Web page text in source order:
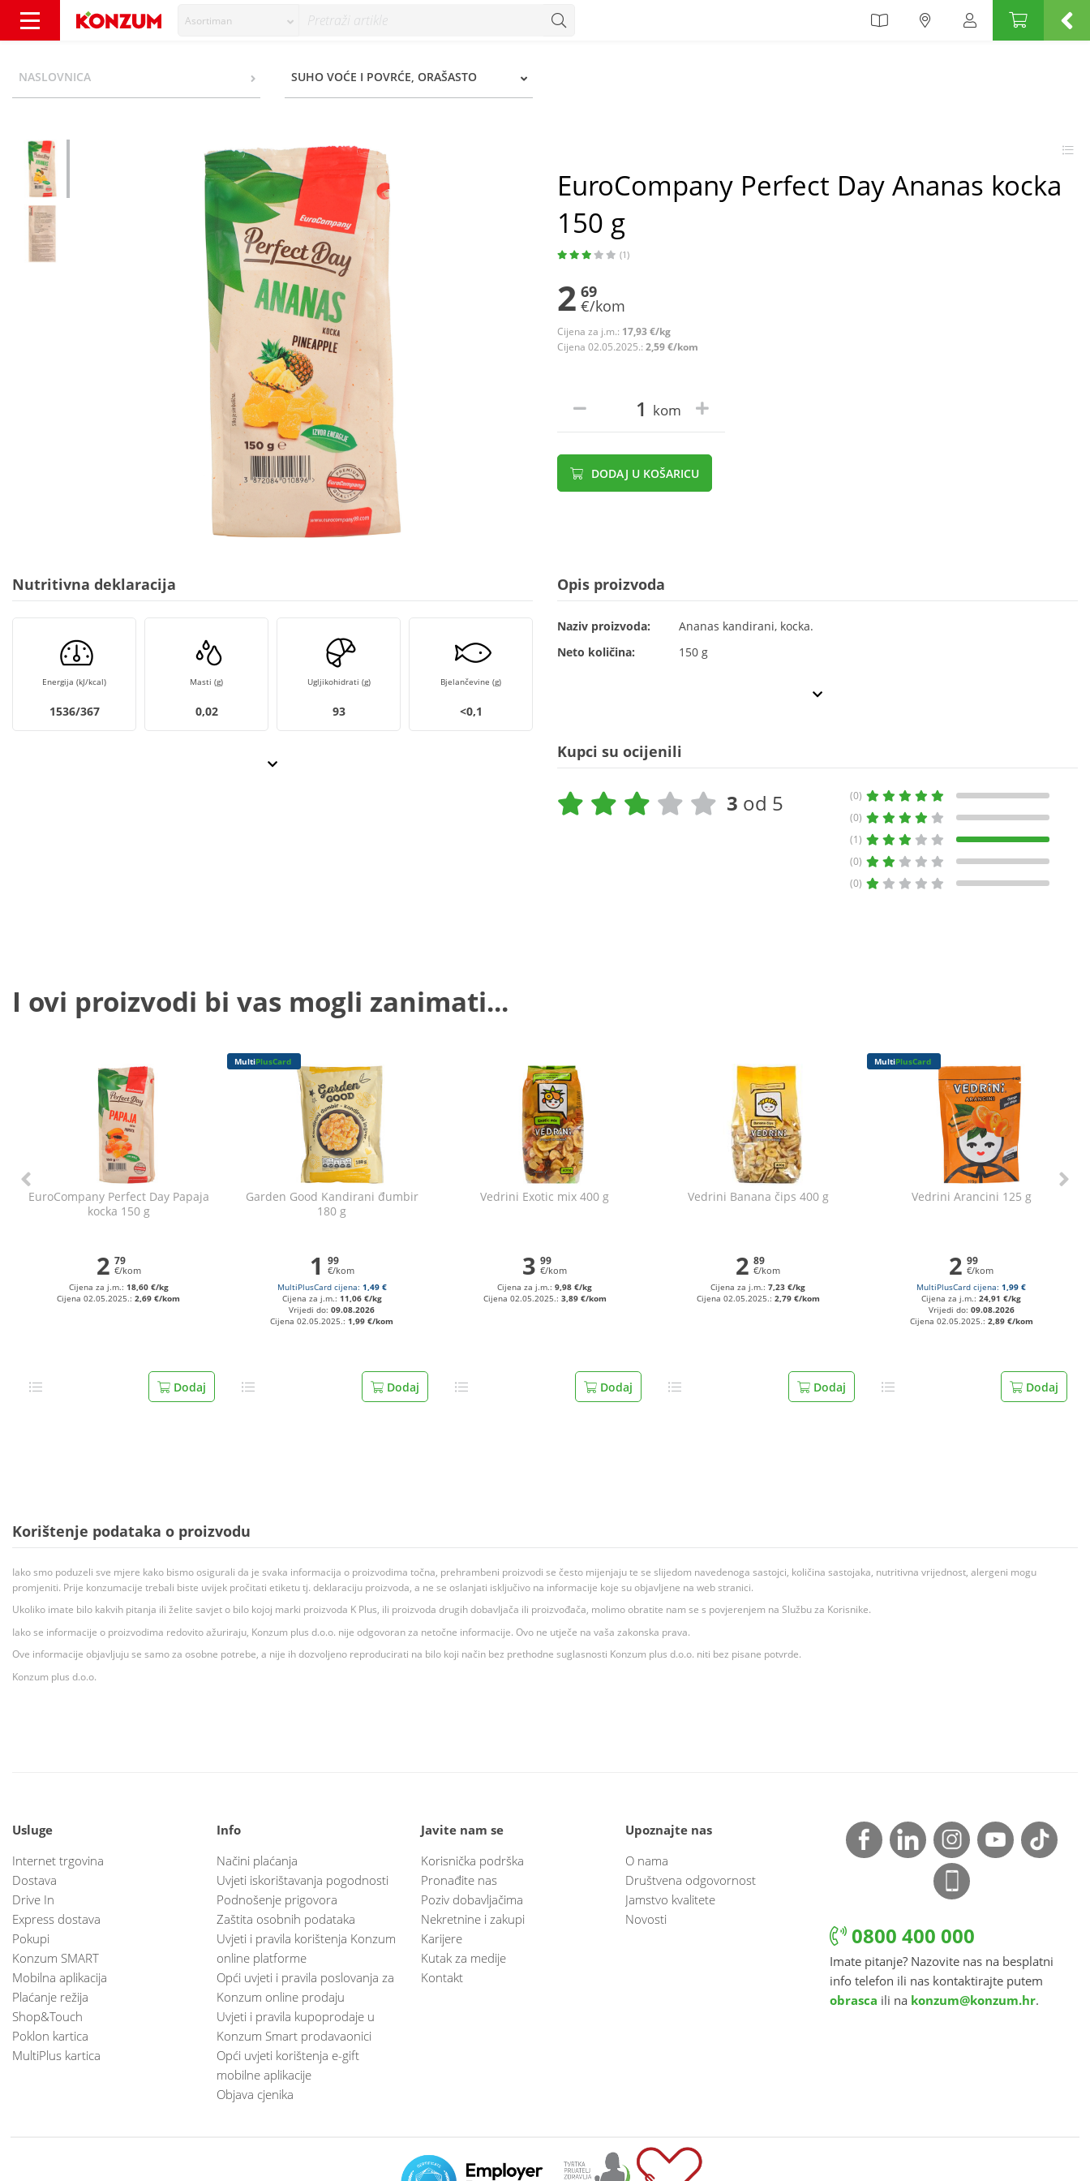
Asortiman
NASLOVNICA SUHO VOĆE I POVRĆE, ORAŠASTO
EuroCompany Perfect Day Ananas kocka
150 g
(1)
2 69
€/kom
Cijena za j.m.: 17,93 €/kg
Cijena 02.05.2025.: 2,59 €/kom
kom
DODAJ U KOŠARICU
Nutritivna deklaracija
Energija (kJ/kcal)
1536/367
Masti (g)
0,02
Ugljikohidrati (g)
93
Bjelančevine (g)
<0,1
Opis proizvoda
Naziv proizvoda:
Ananas kandirani, kocka.
Neto količina:
150 g
Kupci su ocijenili
3 od 5
(0)
(0)
(1)
(0)
(0)
I ovi proizvodi bi vas mogli zanimati...
EuroCompany Perfect Day Papaja
kocka 150 g
2 79
€/kom
Cijena za j.m.: 18,60 €/kg
Cijena 02.05.2025.:2,69 €/kom
Dodaj
MultiPlusCard
Garden Good Kandirani đumbir
180 g
1 99
€/kom
MultiPlusCard cijena: 1,49 €
Cijena za j.m.: 11,06 €/kg
Vrijedi do:09.08.2026
Cijena 02.05.2025.:1,99 €/kom
Dodaj
Vedrini Exotic mix 400 g
3 99
€/kom
Cijena za j.m.:9,98 €/kg
Cijena 02.05.2025.: 3,89 €/kom
Dodaj
Vedrini Banana čips 400 g
2 89
€/kom
Cijena za j.m.:7,23 €/kg
Cijena 02.05.2025.: 2,79 €/kom
Dodaj
MultiPlusCard
Vedrini Arancini 125 g
2 99
€/kom
MultiPlusCard cijena:1,99 €
Cijena za j.m.:24,91 €/kg
Vrijedi do: 09.08.2026
Cijena 02.05.2025.: 2,89 €/kom
Dodaj
Korištenje podataka o proizvodu
Iako smo poduzeli sve mjere kako bismo osigurali da je svaka informacija o proizvodima točna, prehrambeni proizvodi se često mijenjaju te se slijedom navedenoga sastojci, količina sastojaka, nutritivna vrijednost, alergeni mogu
promjeniti. Prije konzumacije trebali biste uvijek pročitati etiketu tj. deklaraciju proizvoda, a ne se oslanjati isključivo na informacije koje su objavljene na web stranici.
Ukoliko imate bilo kakvih pitanja ili želite savjet o bilo kojoj marki proizvoda K Plus, ili proizvoda drugih dobavljača ili proizvođača, molimo obratite nam se s povjerenjem na Službu za Korisnike.
Iako se informacije o proizvodima redovito ažuriraju, Konzum plus d.o.o. nije odgovoran za netočne informacije. Ovo ne utječe na vaša zakonska prava.
Ove informacije objavljuju se samo za osobne potrebe, a nije ih dozvoljeno reproducirati na bilo koji način bez prethodne suglasnosti Konzum plus d.o.o. niti bez pisane potvrde.
Konzum plus d.o.o.
Usluge
Internet trgovina
Dostava
Drive In
Express dostava
Pokupi
Konzum SMART
Mobilna aplikacija
Plaćanje režija
Shop&Touch
Poklon kartica
MultiPlus kartica
Info
Načini plaćanja
Uvjeti iskorištavanja pogodnosti
Podnošenje prigovora
Zaštita osobnih podataka
Uvjeti i pravila korištenja Konzum
online platforme
Opći uvjeti i pravila poslovanja za
Konzum online prodaju
Uvjeti i pravila kupoprodaje u
Konzum Smart prodavaonici
Opći uvjeti korištenja e-gift
mobilne aplikacije
Objava cjenika
Javite nam se
Korisnička podrška
Pronađite nas
Poziv dobavljačima
Nekretnine i zakupi
Karijere
Kutak za medije
Kontakt
Upoznajte nas
O nama
Društvena odgovornost
Jamstvo kvalitete
Novosti
0800 400 000
Imate pitanje? Nazovite nas na besplatni
info telefon ili nas kontaktirajte putem
obrasca ili na konzum@konzum.hr.